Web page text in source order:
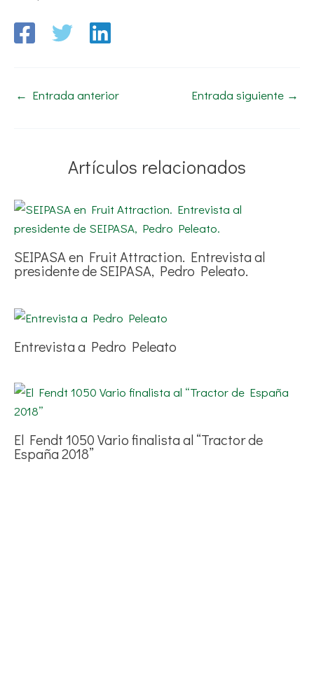
← Entrada anterior Entrada siguiente →
Artículos relacionados
SEIPASA en Fruit Attraction. Entrevista al
presidente de SEIPASA, Pedro Peleato.
Entrevista a Pedro Peleato
El Fendt 1050 Vario finalista al “Tractor de
España 2018”